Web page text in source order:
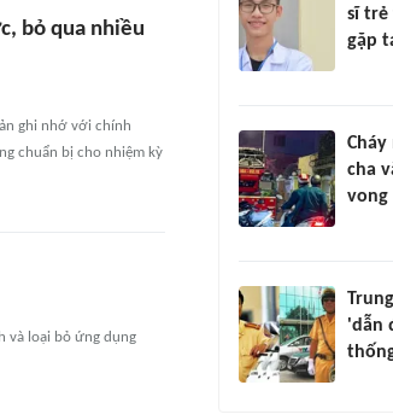
bỏ qua nhiều
ghi nhớ với chính
chuẩn bị cho nhiệm kỳ
và loại bỏ ứng dụng
sĩ trẻ
gặp
Cháy
cha
vong
'dẫn